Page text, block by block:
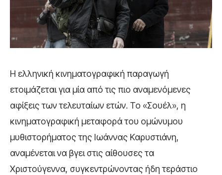
Η ελληνική κινηματογραφική παραγωγή
ετοιμάζεται για μία από τις πιο αναμενόμενες
αφίξεις των τελευταίων ετών. Το «Σουέλ», η
κινηματογραφική μεταφορά του ομώνυμου
μυθιστορήματος της Ιωάννας Καρυστιάνη,
αναμένεται να βγει στις αίθουσες τα
Χριστούγεννα, συγκεντρώνοντας ήδη τεράστιο